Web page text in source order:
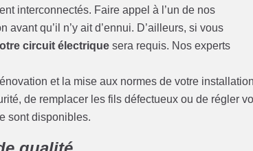
interconnectés. Faire appel à l’un de nos
qu’il n’y ait d’ennui. D’ailleurs, si vous
circuit électrique sera requis. Nos experts
et la mise aux normes de votre installation
de remplacer les fils défectueux ou de régler
sont disponibles.